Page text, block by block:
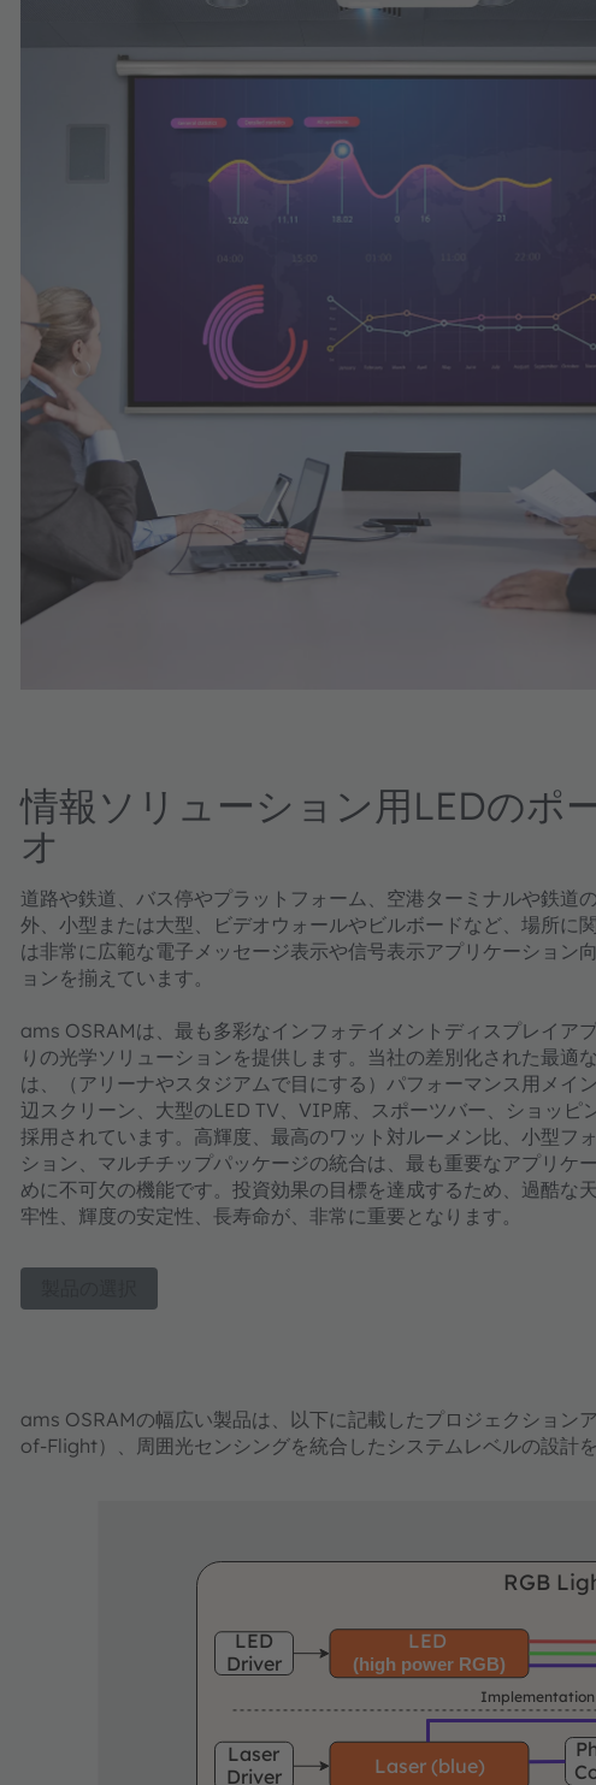
情報ソリューション用LEDのポ
オ
道路や鉄道、バス停やプラットフォーム、空港ターミナルや鉄道
外、小型または大型、ビデオウォールやビルボードなど、場所に
は非常に広範な電子メッセージ表示や信号表示アプリケーション
ョンを揃えています。
ams OSRAMは、最も多彩なインフォテイメントディスプレイア
りの光学ソリューションを提供します。当社の差別化された最適な
は、（アリーナやスタジアムで目にする）パフォーマンス用メイ
辺スクリーン、大型のLED TV、VIP席、スポーツバー、ショッピ
採用されています。高輝度、最高のワット対ルーメン比、小型フ
ション、マルチチップパッケージの統合は、最も重要なアプリケ
めに不可欠の機能です。投資効果の目標を達成するため、過酷な
牢性、輝度の安定性、長寿命が、非常に重要となります。
ams OSRAMの幅広い製品は、以下に記載したプロジェクショ
of-Flight）、周囲光センシングを統合したシステムレベルの設計を
RGB
LED
(high power RGB)
Laser (blue)
LED
Driver
Laser
Driver